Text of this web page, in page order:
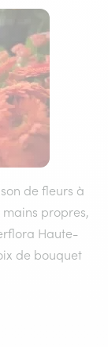
de fleurs à
propres,
Haute-
de bouquet